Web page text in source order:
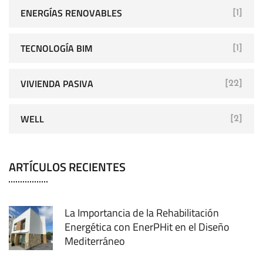
ENERGÍAS RENOVABLES [1]
TECNOLOGÍA BIM [1]
VIVIENDA PASIVA [22]
WELL [2]
ARTÍCULOS RECIENTES
La Importancia de la Rehabilitación
Energética con EnerPHit en el Diseño
Mediterráneo